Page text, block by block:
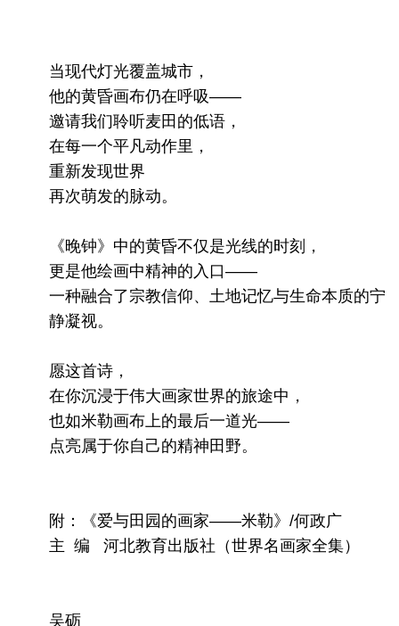
当现代灯光覆盖城市，
他的黄昏画布仍在呼吸——
邀请我们聆听麦田的低语，
在每一个平凡动作里，
重新发现世界
再次萌发的脉动。
《晚钟》中的黄昏不仅是光线的时刻，
更是他绘画中精神的入口——
一种融合了宗教信仰、土地记忆与生命本质的宁
静凝视。
愿这首诗，
在你沉浸于伟大画家世界的旅途中，
也如米勒画布上的最后一道光——
点亮属于你自己的精神田野。
附：《爱与田园的画家——米勒》/何政广
主 编 河北教育出版社（世界名画家全集）
吴砺